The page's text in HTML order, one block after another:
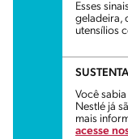
Esses
geladeira,
utensílios
Você
Nestlé já
mais
acesse